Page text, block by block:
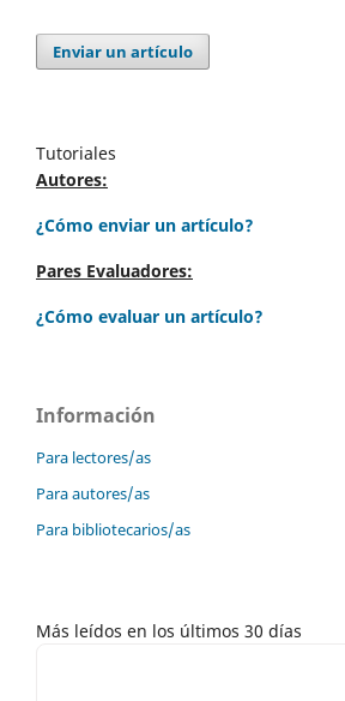
Enviar un artículo
Tutoriales
Autores:
¿Cómo enviar un artículo?
Pares Evaluadores:
¿Cómo evaluar un artículo?
Información
Para lectores/as
Para autores/as
Para bibliotecarios/as
Más leídos en los últimos 30 días